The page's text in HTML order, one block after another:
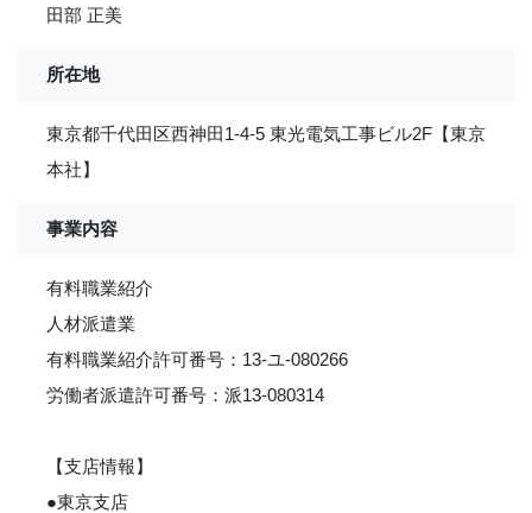
田部 正美
所在地
東京都千代田区西神田1-4-5 東光電気工事ビル2F【東京
本社】
事業内容
有料職業紹介
人材派遣業
有料職業紹介許可番号：13-ユ-080266
労働者派遣許可番号：派13-080314
【支店情報】
●東京支店